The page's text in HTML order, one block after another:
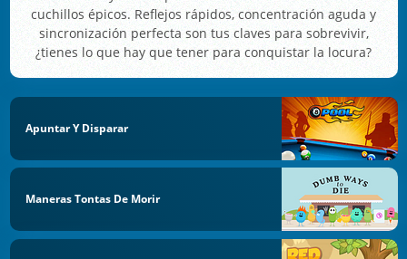
cuchillos épicos. Reflejos rápidos, concentración aguda y
sincronización perfecta son tus claves para sobrevivir,
¿tienes lo que hay que tener para conquistar la locura?
Apuntar Y Disparar
Maneras Tontas De Morir